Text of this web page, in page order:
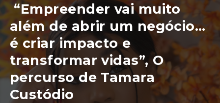
“Empreender vai muito
além de abrir um negócio…
é criar impacto e
transformar vidas”, O
percurso de Tamara
Custódio